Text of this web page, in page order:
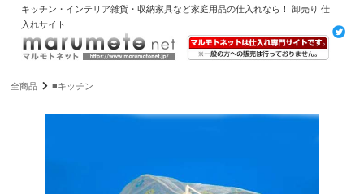
キッチン・インテリア雑貨・収納家具など家庭用品の仕入れなら！ 卸売り 仕
入れサイト
全商品 ■キッチン